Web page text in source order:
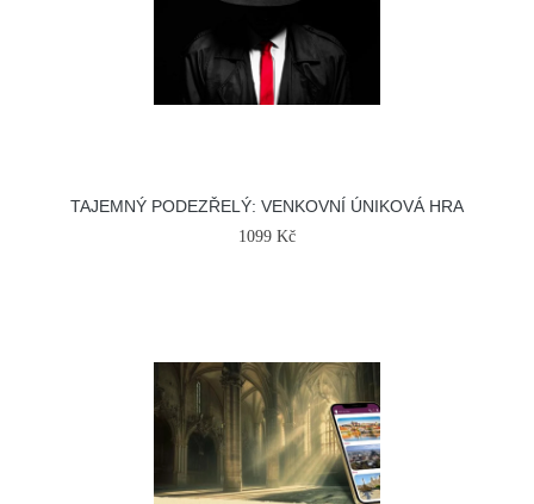
TAJEMNÝ PODEZŘELÝ: VENKOVNÍ ÚNIKOVÁ HRA
1099 Kč